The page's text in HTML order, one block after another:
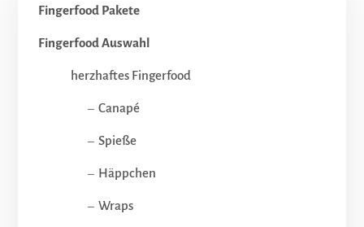
Fingerfood Pakete
Fingerfood Auswahl
herzhaftes Fingerfood
–Canapé
–Spieße
– Häppchen
–Wraps